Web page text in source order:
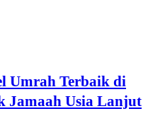
Umrah Terbaik di
Jamaah Usia Lanjut